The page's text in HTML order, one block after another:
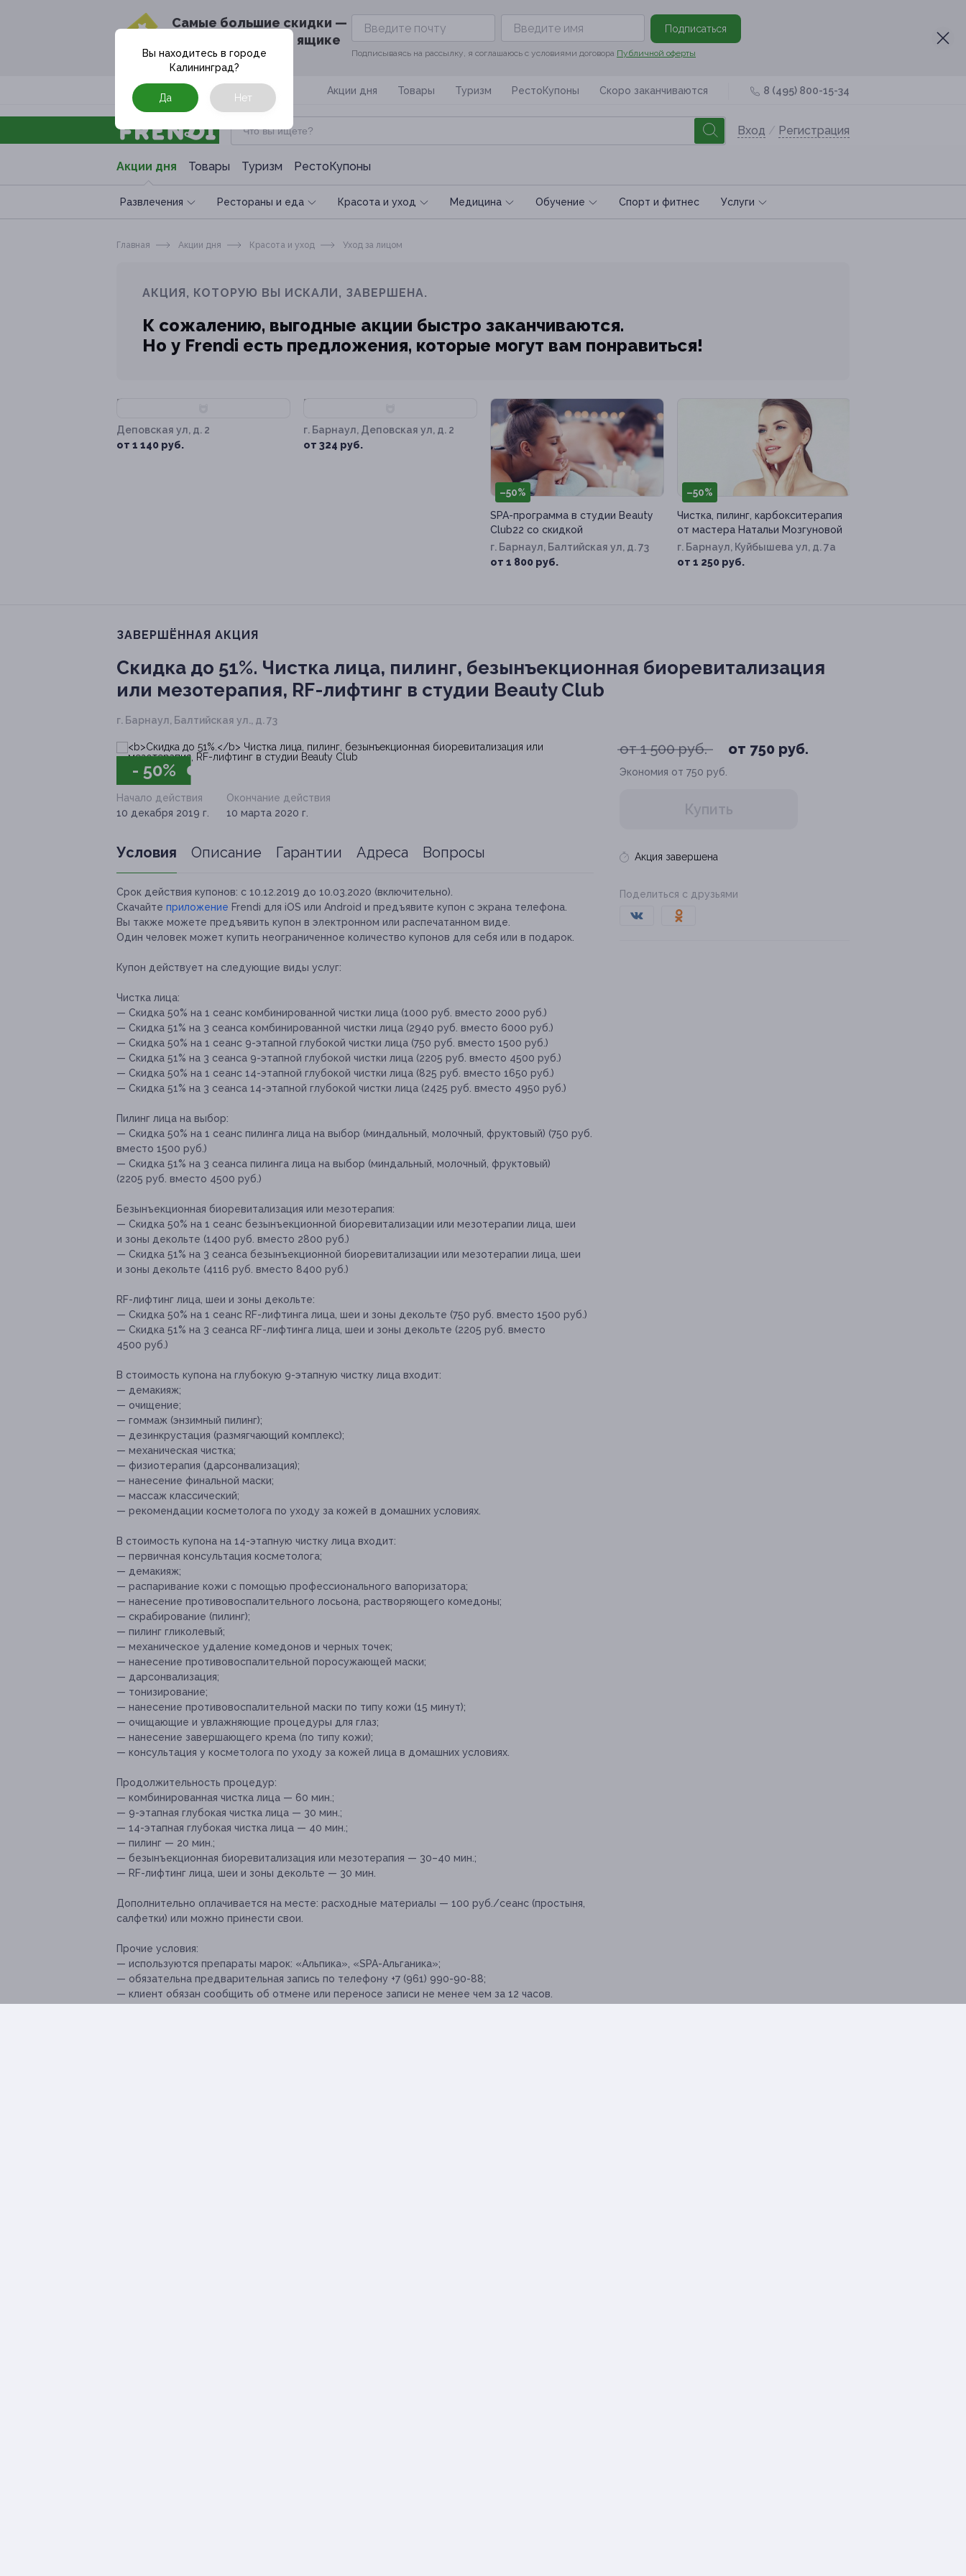
Cамые большие скидки —
в твоём почтовом ящике
Подписаться
Подписываясь на рассылку, я соглашаюсь с условиями договора Публичной оферты
Москва Акции дня Товары Туризм РестоКупоны Скоро заканчиваются 8 (495) 800-15-34
Вход / Регистрация
Акции дня Товары Туризм РестоКупоны
Развлечения Рестораны и еда Красота и уход Медицина Обучение Спoрт и фитнес Услуги
Вы находитесь в городе
Калининград?
Да Нет
Главная Акции дня Красота и уход Уход за лицом
АКЦИЯ, КОТОРУЮ ВЫ ИСКАЛИ, ЗАВЕРШЕНА.
К сожалению, выгодные акции быстро заканчиваются.
Но у Frendi есть предложения, которые могут вам понравиться!
Деповская ул, д. 2
от 1 140 руб.
г. Барнаул, Деповская ул, д. 2
от 324 руб.
–50%
SPA-программа в студии Beauty
Club22 со скидкой
г. Барнаул, Балтийская ул, д. 73
от 1 800 руб.
–50%
Чистка, пилинг, карбокситерапия
от мастера Натальи Мозгуновой
г. Барнаул, Куйбышева ул, д. 7а
от 1 250 руб.
ЗАВЕРШЁННАЯ АКЦИЯ
Скидка до 51%. Чистка лица, пилинг, безынъекционная биоревитализация
или мезотерапия, RF-лифтинг в студии Beauty Club
г. Барнаул, Балтийская ул., д. 73
- 50%
от 1 500 руб. от 750 руб.
Экономия от 750 руб.
Купить
Акция завершена
Поделиться с друзьями
Начало действия
10 декабря 2019 г.
Окончание действия
10 марта 2020 г.
Условия Описание Гарантии Адреса Вопросы
Срок действия купонов: с 10.12.2019 до 10.03.2020 (включительно).
Скачайте приложение Frendi для iOS или Android и предъявите купон с экрана телефона.
Вы также можете предъявить купон в электронном или распечатанном виде.
Один человек может купить неограниченное количество купонов для себя или в подарок.
Купон действует на следующие виды услуг:
Чистка лица:
— Скидка 50% на 1 сеанс комбинированной чистки лица (1000 руб. вместо 2000 руб.)
— Скидка 51% на 3 сеанса комбинированной чистки лица (2940 руб. вместо 6000 руб.)
— Скидка 50% на 1 сеанс 9-этапной глубокой чистки лица (750 руб. вместо 1500 руб.)
— Скидка 51% на 3 сеанса 9-этапной глубокой чистки лица (2205 руб. вместо 4500 руб.)
— Скидка 50% на 1 сеанс 14-этапной глубокой чистки лица (825 руб. вместо 1650 руб.)
— Скидка 51% на 3 сеанса 14-этапной глубокой чистки лица (2425 руб. вместо 4950 руб.)
Пилинг лица на выбор:
— Скидка 50% на 1 сеанс пилинга лица на выбор (миндальный, молочный, фруктовый) (750 руб.
вместо 1500 руб.)
— Скидка 51% на 3 сеанса пилинга лица на выбор (миндальный, молочный, фруктовый)
(2205 руб. вместо 4500 руб.)
Безынъекционная биоревитализация или мезотерапия:
— Скидка 50% на 1 сеанс безынъекционной биоревитализации или мезотерапии лица, шеи
и зоны декольте (1400 руб. вместо 2800 руб.)
— Скидка 51% на 3 сеанса безынъекционной биоревитализации или мезотерапии лица, шеи
и зоны декольте (4116 руб. вместо 8400 руб.)
RF-лифтинг лица, шеи и зоны декольте:
— Скидка 50% на 1 сеанс RF-лифтинга лица, шеи и зоны декольте (750 руб. вместо 1500 руб.)
— Скидка 51% на 3 сеанса RF-лифтинга лица, шеи и зоны декольте (2205 руб. вместо
4500 руб.)
В стоимость купона на глубокую 9-этапную чистку лица входит:
— демакияж;
— очищение;
— гоммаж (энзимный пилинг);
— дезинкрустация (размягчающий комплекс);
— механическая чистка;
— физиотерапия (дарсонвализация);
— нанесение финальной маски;
— массаж классический;
— рекомендации косметолога по уходу за кожей в домашних условиях.
В стоимость купона на 14-этапную чистку лица входит:
— первичная консультация косметолога;
— демакияж;
— распаривание кожи с помощью профессионального вапоризатора;
— нанесение противовоспалительного лосьона, растворяющего комедоны;
— скрабирование (пилинг);
— пилинг гликолевый;
— механическое удаление комедонов и черных точек;
— нанесение противовоспалительной поросужающей маски;
— дарсонвализация;
— тонизирование;
— нанесение противовоспалительной маски по типу кожи (15 минут);
— очищающие и увлажняющие процедуры для глаз;
— нанесение завершающего крема (по типу кожи);
— консультация у косметолога по уходу за кожей лица в домашних условиях.
Продолжительность процедур:
— комбинированная чистка лица — 60 мин.;
— 9-этапная глубокая чистка лица — 30 мин.;
— 14-этапная глубокая чистка лица — 40 мин.;
— пилинг — 20 мин.;
— безынъекционная биоревитализация или мезотерапия — 30–40 мин.;
— RF-лифтинг лица, шеи и зоны декольте — 30 мин.
Дополнительно оплачивается на месте: расходные материалы — 100 руб./сеанс (простыня,
салфетки) или можно принести свои.
Прочие условия:
— используются препараты марок: «Альпика», «SPA-Альганика»;
— обязательна предварительная запись по телефону +7 (961) 990-90-88;
— клиент обязан сообщить об отмене или переносе записи не менее чем за 12 часов.